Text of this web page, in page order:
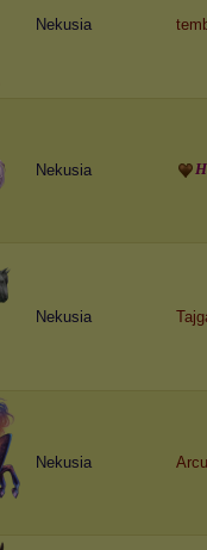
Nekusia
Nekusia H
Nekusia
Nekusia